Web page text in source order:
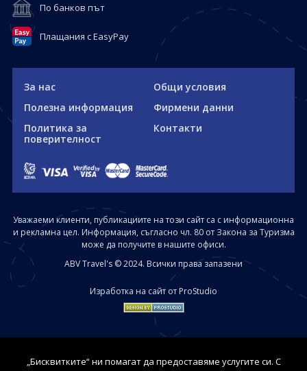
По банков път
Плащания с EasyPay
За нас
Общи условия
Полезна информация
Фирмени данни
Политика за
поверителност
Контакти
Уважаеми клиенти, публикациите на този сайт са с информационна
и рекламна цел. Информация, съгласно чл. 80 от Закона за Туризма
може да получите в нашите офиси.
ABV Travel's © 2024. Всички права запазени
Изработка на сайт от ProStudio
„Бисквитките“ ни помагат да предоставяме услугите си. С